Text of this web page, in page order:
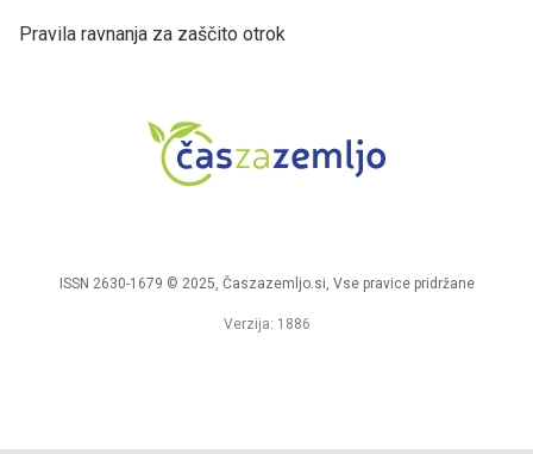
Pravila ravnanja za zaščito otrok
ISSN 2630-1679 © 2025, Časzazemljo.si, Vse pravice pridržane
Verzija: 1886